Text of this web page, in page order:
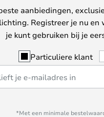
aanbiedingen,
Registreer je nu en
je kunt gebruiken bij je
Particuliere klant
*Met een minimale